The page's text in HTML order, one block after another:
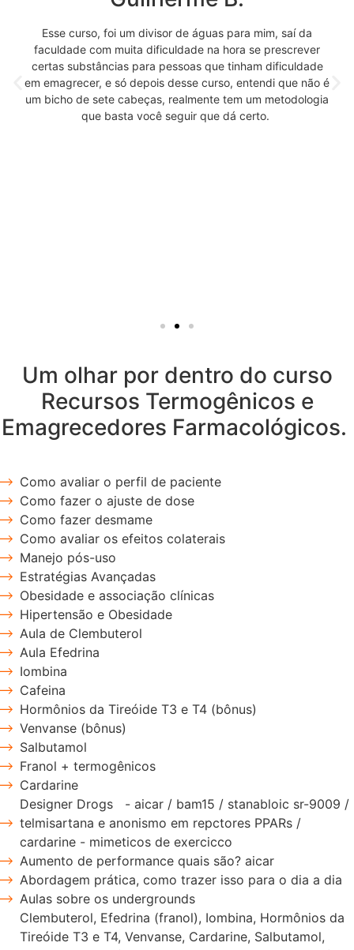
Esse curso, foi um divisor de águas para mim, saí da
faculdade com muita dificuldade na hora se prescrever
certas substâncias para pessoas que tinham dificuldade
em emagrecer, e só depois desse curso, entendi que não é
um bicho de sete cabeças, realmente tem um metodologia
que basta você seguir que dá certo.
Um olhar por dentro do curso
Recursos Termogênicos e
Emagrecedores Farmacológicos.
Como avaliar o perfil de paciente
Como fazer o ajuste de dose
Como fazer desmame
Como avaliar os efeitos colaterais
Manejo pós-uso
Estratégias Avançadas
Obesidade e associação clínicas
Hipertensão e Obesidade
Aula de Clembuterol
Aula Efedrina
Iombina
Cafeina
Hormônios da Tireóide T3 e T4 (bônus)
Venvanse (bônus)
Salbutamol
Franol + termogênicos
Cardarine
Designer Drogs - aicar / bam15 / stanabloic sr-9009 /
telmisartana e anonismo em repctores PPARs /
cardarine - mimeticos de exercicco
Aumento de performance quais são? aicar
Abordagem prática, como trazer isso para o dia a dia
Aulas sobre os undergrounds
Clembuterol, Efedrina (franol), Iombina, Hormônios da
Tireóide T3 e T4, Venvanse, Cardarine, Salbutamol,